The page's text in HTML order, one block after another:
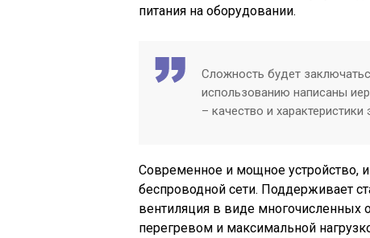
питания на оборудовании.
Сложность будет
использованию написаны
– качество и
Современное и мощное устройство,
беспроводной сети. Поддерживает
вентиляция в виде многочисленных
перегревом и максимальной